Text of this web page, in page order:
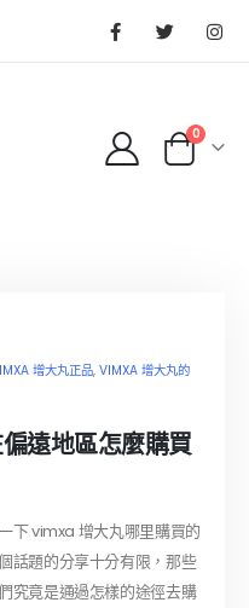
0
增大丸正品,VIMXA 增大丸的
遠地區怎麼購買
下 vimxa 增大丸哪里購買的
話題的分享十分有限，那些
究竟是通過怎樣的途徑去購